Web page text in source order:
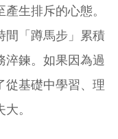
生排斥的心態。
間「蹲馬步」累積
鍊。如果因為過
從基礎中學習、理
。